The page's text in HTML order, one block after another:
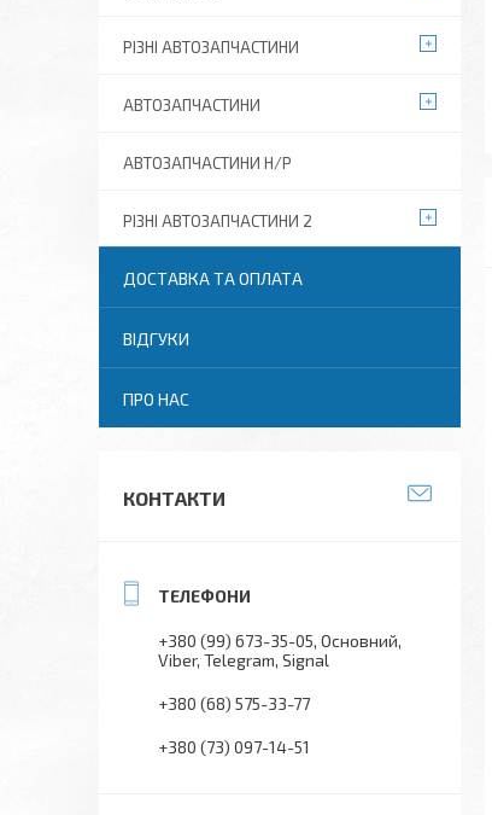
РІЗНІ АВТОЗАПЧАСТИНИ
АВТОЗАПЧАСТИНИ
АВТОЗАПЧАСТИНИ Н/Р
РІЗНІ АВТОЗАПЧАСТИНИ 2
ДОСТАВКА ТА ОПЛАТА
ВІДГУКИ
ПРО НАС
КОНТАКТИ
+380 (99) 673-35-05 Основний,
Viber, Telegram, Signal
+380 (68) 575-33-77
+380 (73) 097-14-51